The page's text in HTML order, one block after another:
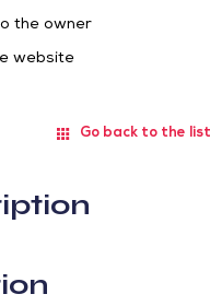
the owner
website
Go back to the list